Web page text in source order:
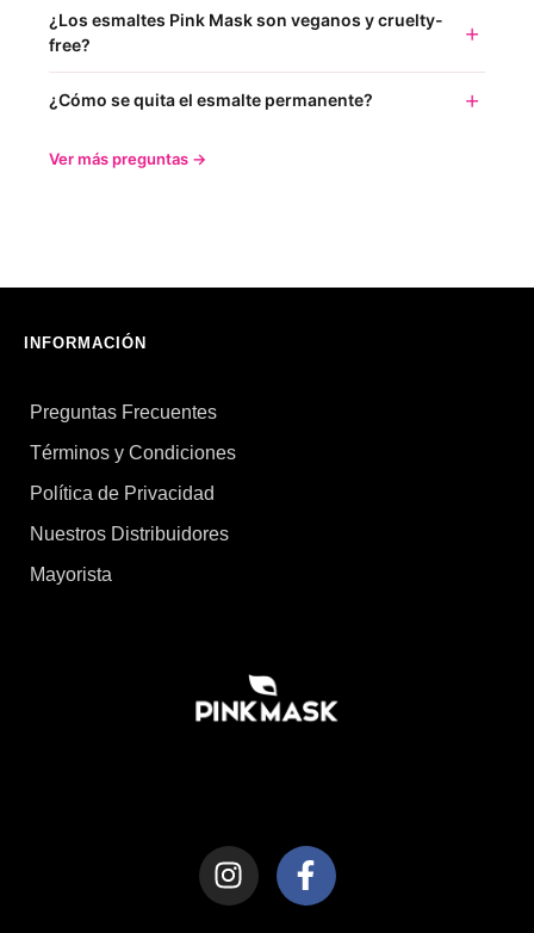
¿Los esmaltes Pink Mask son veganos y cruelty-
free?
¿Cómo se quita el esmalte permanente?
Ver más preguntas →
INFORMACIÓN
Preguntas Frecuentes
Términos y Condiciones
Política de Privacidad
Nuestros Distribuidores
Mayorista